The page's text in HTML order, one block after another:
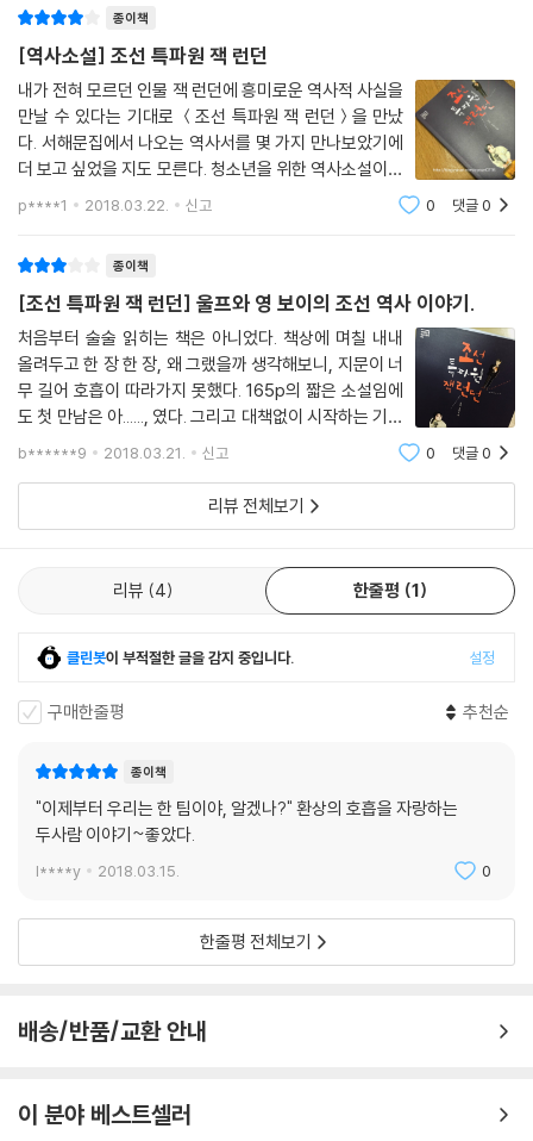
토옙스키를 선호했어. 아무리 어려워도 포기하지 않았어. 끝까지 읽었지.
이해가 잘 안 되면 다시 읽었지. 어려움에 도전하던 그 시절이 지금의 날 만
든 셈이지. 아까 한 말은 바꾸어야겠다. 난 자연과 도서관이라는 학교를 다
녔어. 그 결과 작가가 되었어.”
- 본문 중에서
“모르겠습니다. 조선이 나라로 있었을 때에도 나는 조선을 별로 좋아하지
않았습니다. 조선은 나 같은 사람을 위해 존재하는 나라는 아니었습니다.
부정하기도 어렵습니다. 독립투쟁에 나선 사람들은 나와 같은 이들입니다.
조선이라는 국가의 도움을 전혀 받지 못했던 이들입니다. 박순성 같은 양
반에게 살을 뜯기고 피를 빨렸던 이들입니다. 부유한 양반들은 대부분 일
본의 지배에 찬성표를 던졌습니다. 조선과 양반에게 배척당했던 이들이 미
련스럽게도 사라진 나라 조선을 위해 투쟁을 벌였습니다. 그러다가 다치거
나 죽었습니다. 그 부분이 내 가슴을 아프게 합니다. 그들은 어리석은 사람
들입니다. 미개한 원주민들입니다. 나도 어리석음과 미개함에 동참하고 싶
하고 싶고, 기계가 되더라도 그들과 함께하고 싶고, 혁명을 하더라도 그들
과 함께하고 싶습니다.”
“영 보이, 서울은 참 평화로워. 전쟁이 벌어지고 있는 국가의 수도라는 생
각이 전혀 들지 않아. 그러나 전쟁이 없는 건 아니야. 북쪽에서는 전쟁이 벌
어지고 있으니까. 물론 서울이 전쟁터로 변하는 일은 없을 거야. 하지만 또
다른 진실도 있지. 서울은 지금과 같은 평화를 유지하지도 못할 거야. 어느
쪽이 이기든 서울의 평화는 결국 깨지고 말 거야.”
완전히 무너뜨릴 것이 분명했다. 그때는 서울도 순안처럼 될 것이다. 점성
술사도 마술사도 아닌 나 같은 어리석은 원주민의 눈에도 그 사실 하나만
큼은 분명해 보였다.
- 본문 중에서
잭 런던은 《야성의 부름》을 쓴 작가의 입장에서 냉정하게 조선을 관찰하고
있었다. 그러나 잭 런던은 《강철군화》의 작가기도 했다. 잭 런던은 전쟁을
돌이에 휘말린 조선 민중에 대한 연민을 곳곳에서 드러냈다. 책을 완독한
나는 잭 런던에 대한 소설을 쓰기로 결정했다.
‘서해문집 청소년문학’ 시리즈 첫 책!
종이책
[역사소설] 조선 특파원 잭 런던
내가 전혀 모르던 인물 잭 런던에 흥미로운 역사적 사실을
만날 수 있다는 기대로 ＜조선 특파원 잭 런던＞을 만났
다. 서해문집에서 나오는 역사서를 몇 가지 만나보았기에
더 보고 싶었을 지도 모른다. 청소년을 위한 역사소설이라
우리집 그녀에게도 보여주고 싶었다. 조선 특파원 잭 런
던설흔서해문집 이 소설은 조선에 전쟁을 취재하러 온
p****1 2018.03.22. 신고 0 댓글0
종이책
[조선 특파원 잭 런던] 울프와 영 보이의 조선 역사 이야기.
처음부터 술술 읽히는 책은 아니었다. 책상에 며칠 내내
올려두고 한 장 한 장, 왜 그랬을까 생각해보니, 지문이 너
무 길어 호흡이 따라가지 못했다. 165p의 짧은 소설임에
도 첫 만남은 아......, 였다. 그리고 대책없이 시작하는 기묘
한 서커스의 정체가 더 혼란스러웠다. 울프가 진짜 늑대?
조련사? 도통 이해되지 않는 내용의
b******9 2018.03.21. 신고 0 댓글0
리뷰 전체보기
리뷰 4 한줄평 1
클린봇이 부적절한 글을 감지 중입니다. 설정
구매한줄평 추천순
종이책
"이제부터 우리는 한 팀이야, 알겠나?" 환상의 호흡을 자랑하는
두사람 이야기~좋았다.
l****y 2018.03.15. 0
한줄평 전체보기
배송/반품/교환 안내
이 분야 베스트셀러